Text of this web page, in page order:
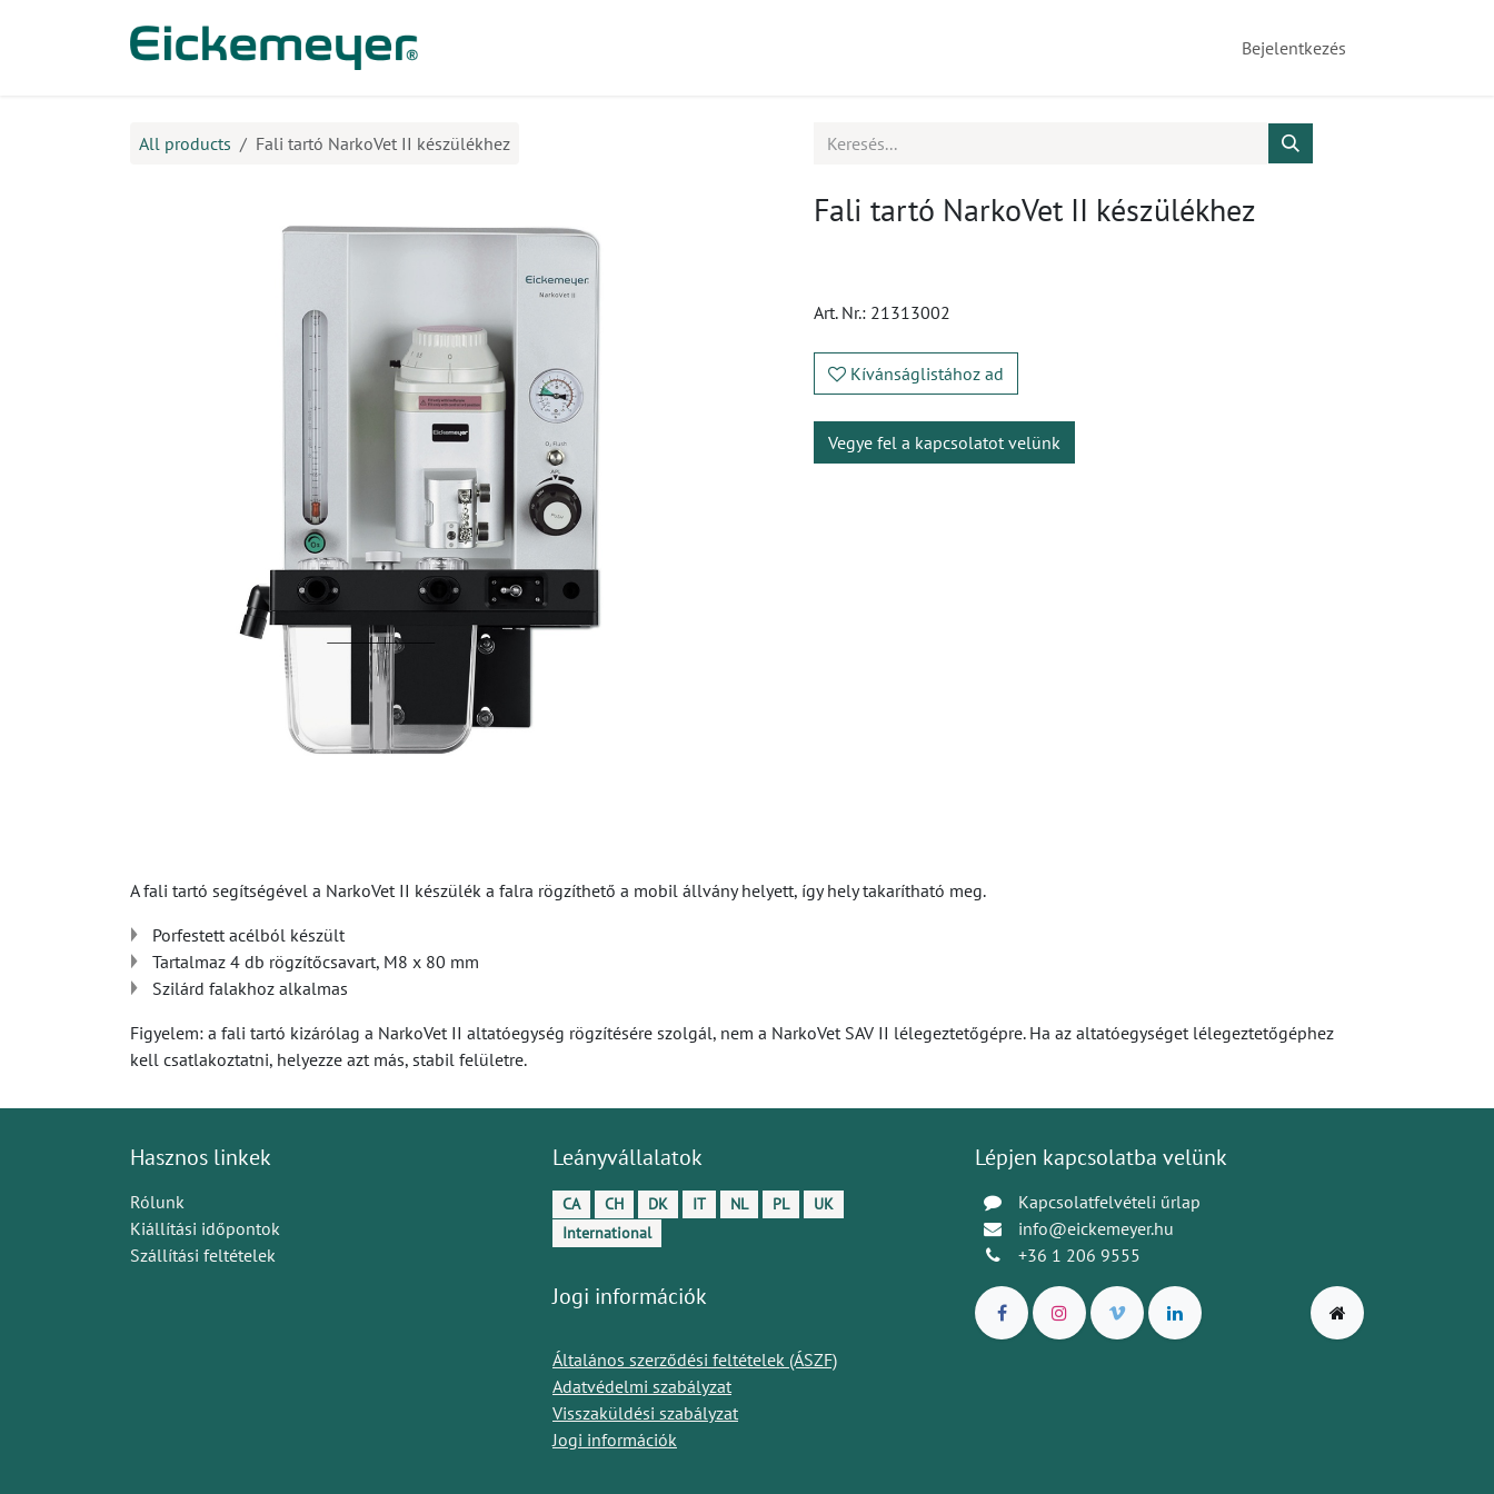
Bejelentkezés
All products Fali tartó NarkoVet II készülékhez
Fali tartó NarkoVet II készülékhez
Art. Nr.: 21313002
Kívánságlistához ad
Vegye fel a kapcsolatot velünk
A fali tartó segítségével a NarkoVet II készülék a falra rögzíthető a mobil állvány helyett, így hely takarítható meg.
Porfestett acélból készült
Tartalmaz 4 db rögzítőcsavart, M8 x 80 mm
Szilárd falakhoz alkalmas
Figyelem: a fali tartó kizárólag a NarkoVet II altatóegység rögzítésére szolgál, nem a NarkoVet SAV II lélegeztetőgépre. Ha az altatóegységet lélegeztetőgéphez
kell csatlakoztatni, helyezze azt más, stabil felületre.
Hasznos linkek
Rólunk
Kiállítási időpontok
Szállítási feltételek
Leányvállalatok
CA CH DK IT NL PL
UK
International
Jogi információk
Általános szerződési feltételek (ÁSZF)
Adatvédelmi szabályzat
Visszaküldési szabályzat
Jogi információk
Lépjen kapcsolatba velünk
Kapcsolatfelvételi űrlap
info@eickemeyer.hu
+36 1 206 9555